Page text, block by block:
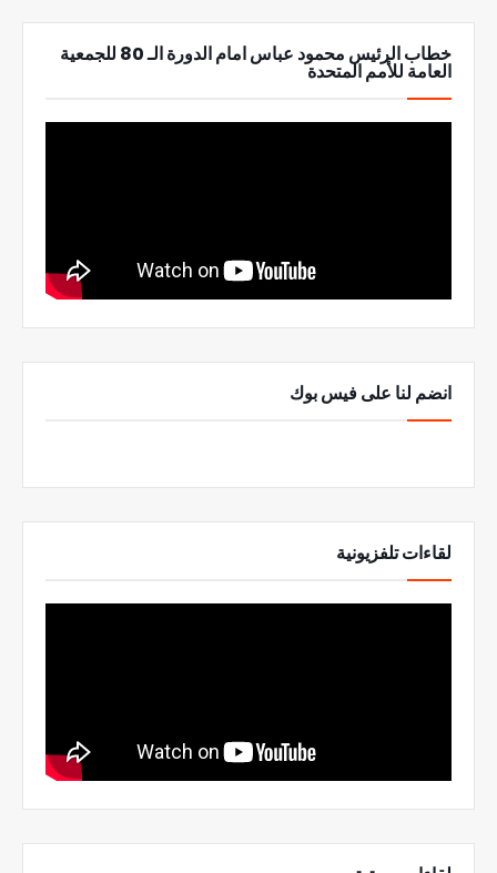
خطاب الرئيس محمود عباس امام الدورة الـ 80 للجمعية
العامة للأمم المتحدة
انضم لنا على فيس بوك
لقاءات تلفزيونية